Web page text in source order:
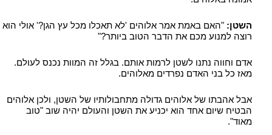
השטן: "האם באמת אמר אלוהים 'לא תאכלו מכל עץ הגן?' אולי הוא
רוצה למנוע מכם את הדבר הטוב ביותר?"
אדם וחווה נתנו לשטן לרמות אותם. בגלל זה המוות נכנס לעולם.
מאז כל בני האדם נפרדים מאלוהים.
אבל אהבתו של אלוהים גדולה מתחבולותיו של השטן, ולכן אלוהים
הבטיח שיום אחד הוא יכניע את השטן והעולם יהיה שוב "טוב
מאוד".